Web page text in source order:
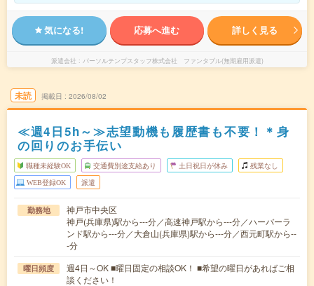
気になる! 応募へ進む 詳しく見る
派遣会社 パーソルテンプスタッフ株式会社 ファンタブル(無期雇用派遣)
未読 掲載日 2026/08/02
≪週4日5h～≫志望動機も履歴書も不要！＊身
の回りのお手伝い
職種未経験OK 交通費別途支給あり 土日祝日が休み 残業なし
WEB登録OK 派遣
勤務地
神戸市中央区
神戸(兵庫県)駅から---分／高速神戸駅から---分／ハーバーラ
ンド駅から---分／大倉山(兵庫県)駅から---分／西元町駅から--
-分
曜日頻度
週4日～OK ■曜日固定の相談OK！ ■希望の曜日があればご相
談ください！